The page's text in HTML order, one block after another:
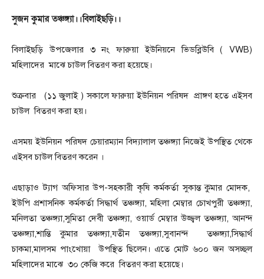
সুজন কুমার তঞ্চঙ্গ্যা।।বিলাইছড়ি।।
বিলাইছড়ি উপজেলার ৩ নং ফারুয়া ইউনিয়নে ভিডব্লিউবি ( VWB)
মহিলাদের মাঝে চাউল বিতরণ করা হয়েছে।
শুক্রবার (১১ জুলাই ) সকালে ফারুয়া ইউনিয়ন পরিষদ প্রাঙ্গণ হতে এইসব
চাউল বিতরণ করা হয়।
এসময় ইউনিয়ন পরিষদ চেয়ারম্যান বিদ্যালাল তঞ্চঙ্গ্যা নিজেই উপস্থিত থেকে
এইসব চাউল বিতরণ করেন ।
এছাড়াও ট্যাগ অফিসার উপ-সহকারী কৃষি কর্মকর্তা সুকান্ত কুমার মোদক,
ইউপি প্রশাসনিক কর্মকর্তা সিদ্ধার্থ তঞ্চঙ্গ্যা, মহিলা মেম্বার চোখপুরী তঞ্চঙ্গ্যা,
মনিলতা তঞ্চঙ্গ্যা,সুমিতা দেবী তঞ্চঙ্গ্যা, ওয়ার্ড মেম্বার উজ্জ্বল তঞ্চঙ্গ্যা, আনন্দ
তঞ্চঙ্গ্যা,শান্তি কুমার তঞ্চঙ্গ্যা,যতীন তঞ্চঙ্গ্যা,সুবানন্দ তঞ্চঙ্গ্যা,সিদ্ধার্থ
চাকমা,মালসম পাংখোয়া উপস্থিত ছিলেন। এতে মোট ৬০০ জন অসচ্ছল
মহিলাদের মাঝে ৩০ কেজি করে বিতরণ করা হয়েছে।